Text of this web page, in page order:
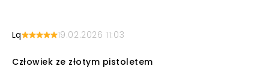
Lq 19.02.2026 11:03
Człowiek ze złotym pistoletem